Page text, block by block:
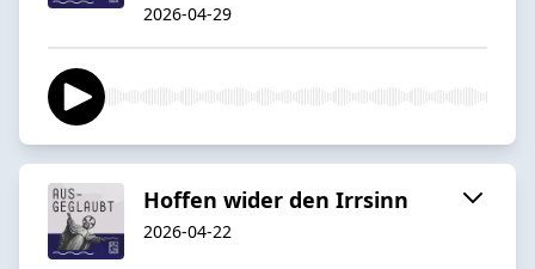
2026-04-29
Hoffen wider den Irrsinn
2026-04-22